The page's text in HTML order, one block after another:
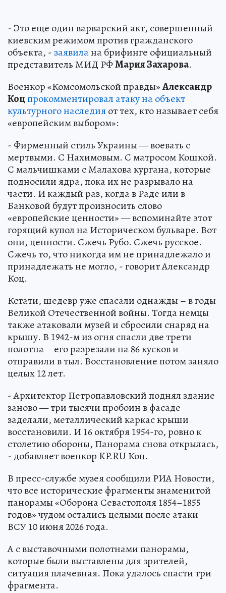
- Это еще один варварский акт, совершенный
киевским режимом против гражданского
объекта, - заявилана брифинге официальный
представитель МИД РФМария Захарова.
Военкор «Комсомольской правды»Александр
Коцпрокомментировал атаку на объект
культурного наследияот тех, кто называет себя
«европейским выбором»:
- Фирменный стиль Украины — воевать с
мертвыми. С Нахимовым. С матросом Кошкой.
С мальчишками с Малахова кургана, которые
подносили ядра, пока их не разрывало на
части. И каждый раз, когда в Раде или в
Банковой будут произносить слово
«европейские ценности» — вспоминайте этот
горящий купол на Историческом бульваре. Вот
они, ценности. Сжечь Рубо. Сжечь русское.
Сжечь то, что никогда им не принадлежало и
принадлежать не могло, - говорит Александр
Коц.
Кстати, шедевр уже спасали однажды – в годы
Великой Отечественной войны. Тогда немцы
также атаковали музей и сбросили снаряд на
крышу. В 1942-м из огня спасли две трети
полотна – его разрезали на 86 кусков и
отправили в тыл. Восстановление потом заняло
целых 12 лет.
- Архитектор Петропавловский поднял здание
заново — три тысячи пробоин в фасаде
заделали, металлический каркас крыши
восстановили. И 16 октября 1954-го, ровно к
столетию обороны, Панорама снова открылась,
- добавляет военкор KP.RU Коц.
В пресс-службе музея сообщили РИА Новости,
что все исторические фрагменты знаменитой
панорамы «Оборона Севастополя 1854–1855
годов» чудом остались целыми после атаки
ВСУ 10 июня 2026 года.
А с выставочными полотнами панорамы,
которые были выставлены для зрителей,
ситуация плачевная. Пока удалось спасти три
фрагмента.